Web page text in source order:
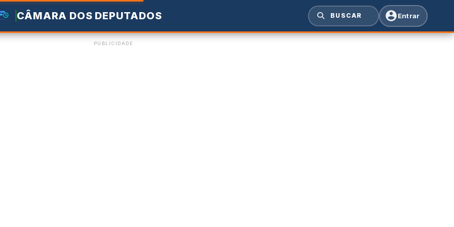
CÂMARA DOS DEPUTADOS BUSCAR Entrar
PUBLICIDADE